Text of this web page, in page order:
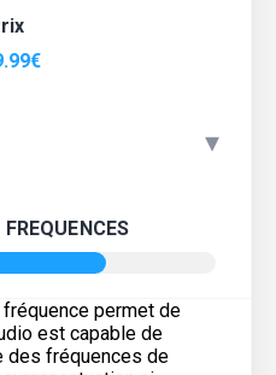
€
▾
FREQUENCES
permet de
est capable de
des fréquences de